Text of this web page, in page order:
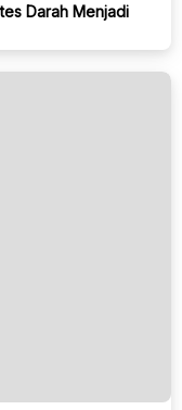
Darah Menjadi